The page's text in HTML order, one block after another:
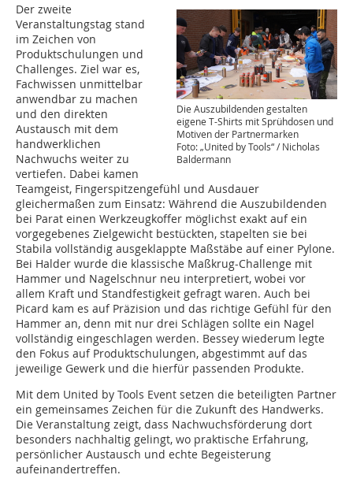
Die Auszubildenden gestalten
eigene T-Shirts mit Sprühdosen und
Motiven der Partnermarken
Foto: „United by Tools“ / Nicholas
Baldermann
Der zweite
Veranstaltungstag stand
im Zeichen von
Produktschulungen und
Challenges. Ziel war es,
Fachwissen unmittelbar
anwendbar zu machen
und den direkten
Austausch mit dem
handwerklichen
Nachwuchs weiter zu
vertiefen. Dabei kamen
Teamgeist, Fingerspitzengefühl und Ausdauer
gleichermaßen zum Einsatz: Während die Auszubildenden
bei Parat einen Werkzeugkoffer möglichst exakt auf ein
vorgegebenes Zielgewicht bestückten, stapelten sie bei
Stabila vollständig ausgeklappte Maßstäbe auf einer Pylone.
Bei Halder wurde die klassische Maßkrug-Challenge mit
Hammer und Nagelschnur neu interpretiert, wobei vor
allem Kraft und Standfestigkeit gefragt waren. Auch bei
Picard kam es auf Präzision und das richtige Gefühl für den
Hammer an, denn mit nur drei Schlägen sollte ein Nagel
vollständig eingeschlagen werden. Bessey wiederum legte
den Fokus auf Produktschulungen, abgestimmt auf das
jeweilige Gewerk und die hierfür passenden Produkte.
Mit dem United by Tools Event setzen die beteiligten Partner
ein gemeinsames Zeichen für die Zukunft des Handwerks.
Die Veranstaltung zeigt, dass Nachwuchsförderung dort
besonders nachhaltig gelingt, wo praktische Erfahrung,
persönlicher Austausch und echte Begeisterung
aufeinandertreffen.